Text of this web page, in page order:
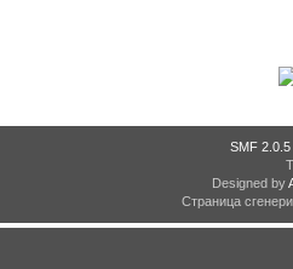
SMF 2.0.5
Designed by
Страница